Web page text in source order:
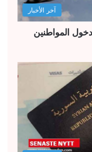
آخر الأخبار
المواطنين